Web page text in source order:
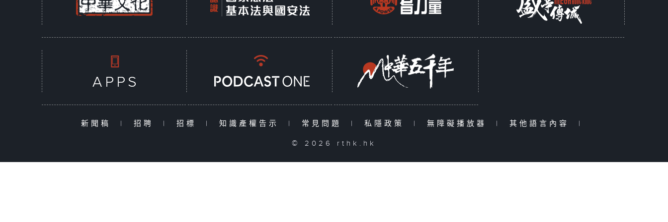
新聞稿 | 招聘 | 招標 | 知識產權告示 | 常見問題 | 私隱政策 | 無障礙播放器 | 其他語言內容 |
© 2026 rthk.hk